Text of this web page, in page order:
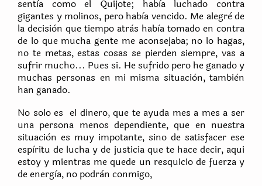
sentìa como el Quijote; habìa luchado contra
gigantes y molinos, pero habìa vencido. Me alegrè de
la decisiòn que tiempo atràs habìa tomado en contra
de lo que mucha gente me aconsejaba; no lo hagas,
no te metas, estas cosas se pierden siempre, vas a
sufrir mucho... Pues si. He sufrido pero he ganado y
muchas personas en mi misma situaciòn, tambièn
han ganado.
No solo es el dinero, que te ayuda mes a mes a ser
una persona menos dependiente, que en nuestra
situaciòn es muy impotante, sino de satisfacer ese
espìritu de lucha y de justicia que te hace decir, aqui
estoy y mientras me quede un resquicio de fuerza y
de energìa, no podràn conmigo,